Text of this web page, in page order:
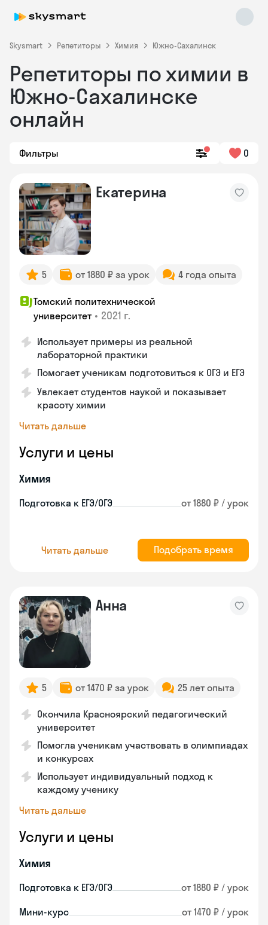
Skysmart Репетиторы Химия Южно-Сахалинск
Репетиторы по химии в
Южно-Сахалинске
онлайн
Фильтры 0
Екатерина
5 от 1880 ₽ за урок 4 года опыта
Томский политехнической
университет • 2021 г.
Использует примеры из реальной
лабораторной практики
Помогает ученикам подготовиться к ОГЭ и ЕГЭ
Увлекает студентов наукой и показывает
красоту химии
Читать дальше
Услуги и цены
Химия
Подготовка к ЕГЭ/ОГЭ от 1880 ₽ / урок
Читать дальше Подобрать время
Анна
5 от 1470 ₽ за урок 25 лет опыта
Окончила Красноярский педагогический
университет
Помогла ученикам участвовать в олимпиадах
и конкурсах
Использует индивидуальный подход к
каждому ученику
Читать дальше
Услуги и цены
Химия
Подготовка к ЕГЭ/ОГЭ от 1880 ₽ / урок
Мини-курс от 1470 ₽ / урок
Skysmart Chat